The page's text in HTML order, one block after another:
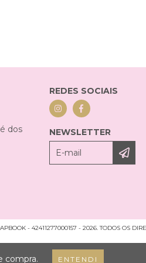
compra. ENTENDI
dos
REDES SOCIAIS
NEWSLETTER
- 42411277000157 - 2026. TODOS OS